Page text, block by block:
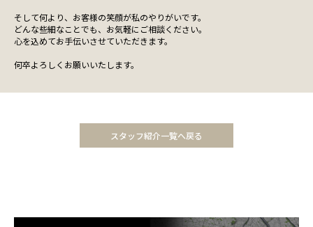
そして何より、お客様の笑顔が私のやりがいです。
どんな些細なことでも、お気軽にご相談ください。
心を込めてお手伝いさせていただきます。
何卒よろしくお願いいたします。
スタッフ紹介一覧へ戻る